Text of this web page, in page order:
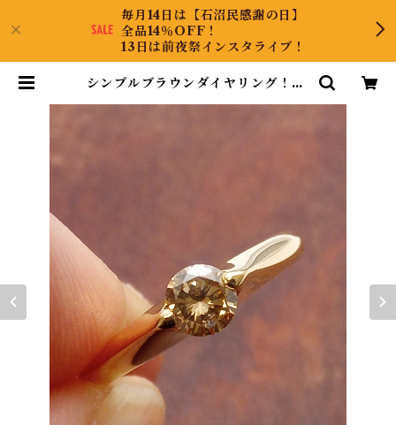
毎月14日は【石沼民感謝の日】
全品14％OFF！
13日は前夜祭インスタライブ！
シンプルブラウンダイヤリング！K1